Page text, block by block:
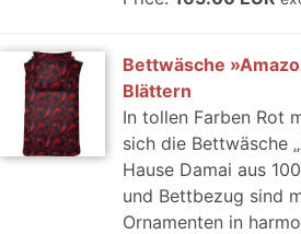
Bettwäsche
Blättern
In tollen Farben Rot
sich die Bettwäsche
Hause Damai aus
und Bettbezug sind
Ornamenten in